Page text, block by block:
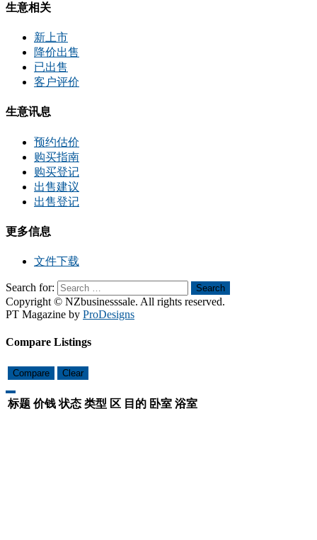
生意相关
新上市
降价出售
已出售
客户评价
生意讯息
预约估价
购买指南
购买登记
出售建议
出售登记
更多信息
文件下载
Search for: Search
Copyright © NZbusinesssale. All rights reserved.
PT Magazine by ProDesigns
Compare Listings
Compare Clear
标题 价钱 状态 类型 区 目的 卧室 浴室